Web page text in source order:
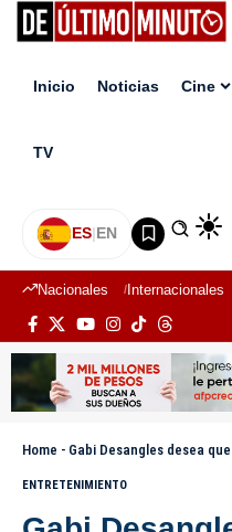
Inicio Noticias Cine
TV
ES|EN
Nacionales Internacionales
Home - Gabi Desangles desea que la
ENTRETENIMIENTO